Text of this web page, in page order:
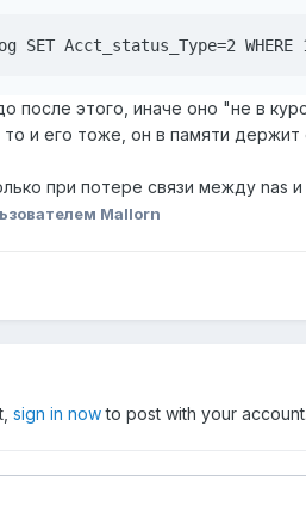
SET Acct_status_Type=2 WHERE
после этого, иначе оно "не в
то и его тоже, он в памяти
при потере связи между nas
Mallorn
sign in nowto post with your account.